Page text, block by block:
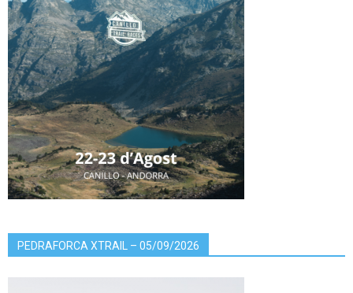
PEDRAFORCA XTRAIL – 05/09/2026